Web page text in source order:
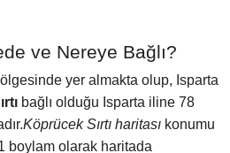
ve Nereye Bağlı?
yer almakta olup, Isparta
bağlı olduğu Isparta iline 78
Köprücek Sırtı haritası konumu
boylam olarak haritada